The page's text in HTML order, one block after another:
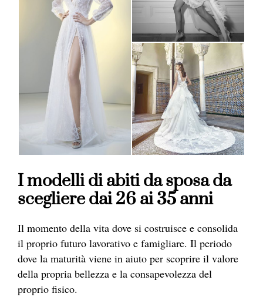
I modelli di abiti da sposa da
scegliere dai 26 ai 35 anni
Il momento della vita dove si costruisce e consolida
il proprio futuro lavorativo e famigliare. Il periodo
dove la maturità viene in aiuto per scoprire il valore
della propria bellezza e la consapevolezza del
proprio fisico.